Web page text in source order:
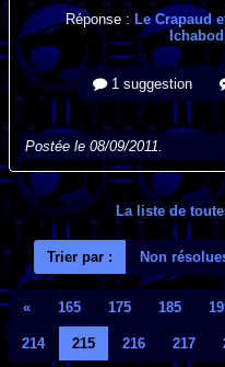
Réponse : Le Crapaud
1 suggestion
Postée le 08/09/2011.
La liste de
Trier par : Non
« 165 175 185
214 215 216 217